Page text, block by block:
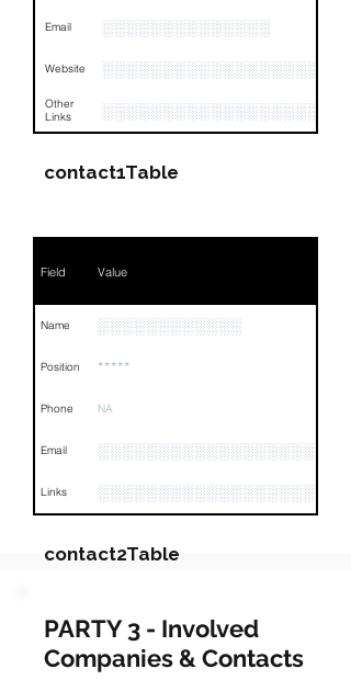
Email ░░░░░░░░░░░░░░
Website
Other
Links
contact1Table
Field Value
Name ░░░░░░░░░░░░
Position *****
Phone NA
Email
Links
contact2Table
Field Value
PARTY 3 - Involved
Companies & Contacts